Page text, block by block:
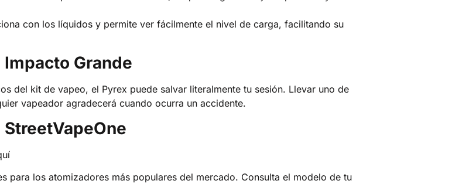
con los líquidos y permite ver fácilmente el nivel de carga, facilitando su
Grande
del kit de vapeo, el Pyrex puede salvar literalmente tu sesión. Llevar uno de
vapeador agradecerá cuando ocurra un accidente.
para los atomizadores más populares del mercado. Consulta el modelo de tu